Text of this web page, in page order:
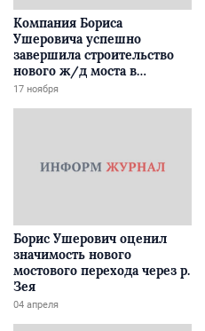
Компания Бориса
Ушеровича успешно
завершила строительство
нового ж/д моста в
Забайкалье
17 ноября
Борис Ушерович оценил
значимость нового
мостового перехода через р.
Зея
04 апреля